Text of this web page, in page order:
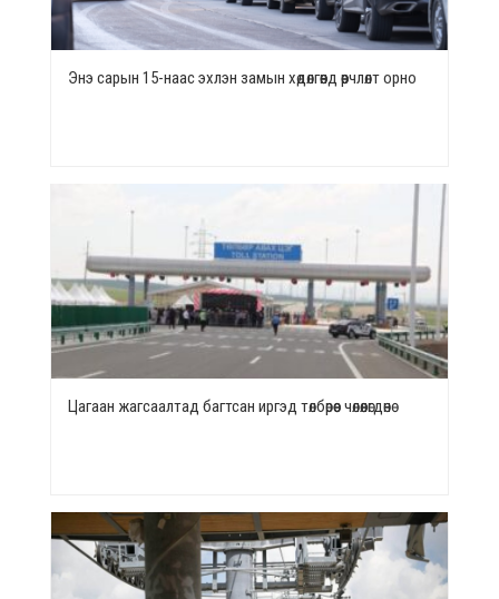
Энэ сарын 15-наас эхлэн замын хөдөлгөөнд өөрчлөлт орно
Цагаан жагсаалтад багтсан иргэд төлбөрөөс чөлөөлөгдөнө